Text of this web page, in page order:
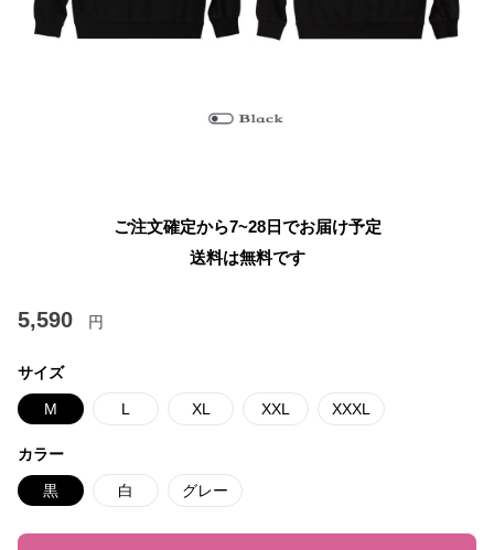
ご注文確定から7~28日でお届け予定
送料は無料です
5,590 円
サイズ
M L XL XXL XXXL
カラー
黒 白 グレー